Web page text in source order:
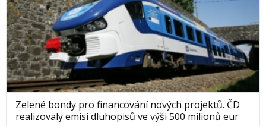
Zelené bondy pro financování nových projektů. ČD
realizovaly emisi dluhopisů ve výši 500 milionů eur